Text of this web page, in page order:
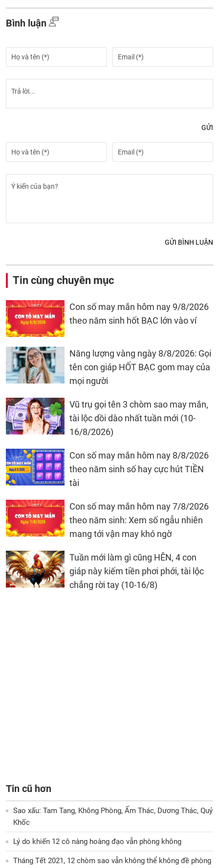
Bình luận
GỬI
GỬI BÌNH LUẬN
Tin cùng chuyên mục
Con số may mắn hôm nay 9/8/2026
theo năm sinh hốt BẠC lớn vào ví
Năng lượng vàng ngày 8/8/2026: Gọi
tên con giáp HỐT BẠC gom may của
mọi người
Vũ trụ gọi tên 3 chòm sao may mắn,
tài lộc dồi dào nhất tuần mới (10-
16/8/2026)
Con số may mắn hôm nay 8/8/2026
theo năm sinh số hay cực hút TIỀN
tài
Con số may mắn hôm nay 7/8/2026
theo năm sinh: Xem số ngẫu nhiên
mang tới vận may khó ngờ
Tuần mới làm gì cũng HÊN, 4 con
giáp này kiếm tiền phơi phới, tài lộc
chẳng rời tay (10-16/8)
Tin cũ hơn
Sao xấu: Tam Tang, Không Phòng, Ấm Thác, Dương Thác, Quỷ
Khốc
Lý do khiến 12 cô nàng hoàng đạo vẫn phòng không
Tháng Tết 2021, 12 chòm sao vẫn không thể không đề phòng